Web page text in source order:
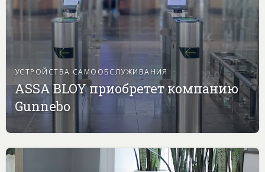
УСТРОЙСТВА САМООБСЛУЖИВАНИЯ
ASSA BLOY приобретет компанию
Gunnebo